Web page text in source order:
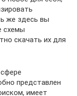
же здесь вы
схемы
скачать их для
представлен
имеет